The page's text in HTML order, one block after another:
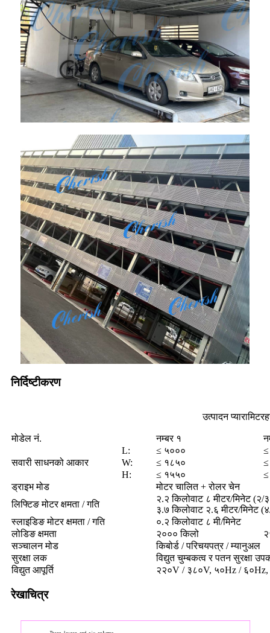
निर्दिष्टीकरण
उत्पादन
मोडेल नं. नम्बर १
सवारी साधनको आकार
L: ≤ ५०००
W:
≤ १८५०
H:
≤ १५५०
ड्राइभ मोड
मोटर चालित + रोलर चेन
लिफ्टिङ मोटर क्षमता / गति
२.२ किलोवाट ८ मीटर/मिनेट (२/
३.७ किलोवाट २.६ मीटर/मिनेट
स्लाइडिङ मोटर क्षमता / गति
०.२ किलोवाट ८ मी/मिनेट
लोडिङ क्षमता
२००० किलो
सञ्चालन मोड
किबोर्ड / परिचयपत्र / म्यानुअल
सुरक्षा लक
विद्युत चुम्बकत्व र पतन सुरक्षा
विद्युत आपूर्ति
२२०V / ३८०V, ५०Hz /
रेखाचित्र